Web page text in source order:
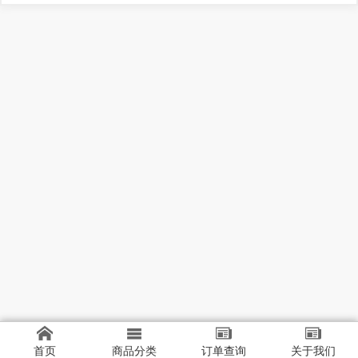
首页 商品分类 订单查询 关于我们